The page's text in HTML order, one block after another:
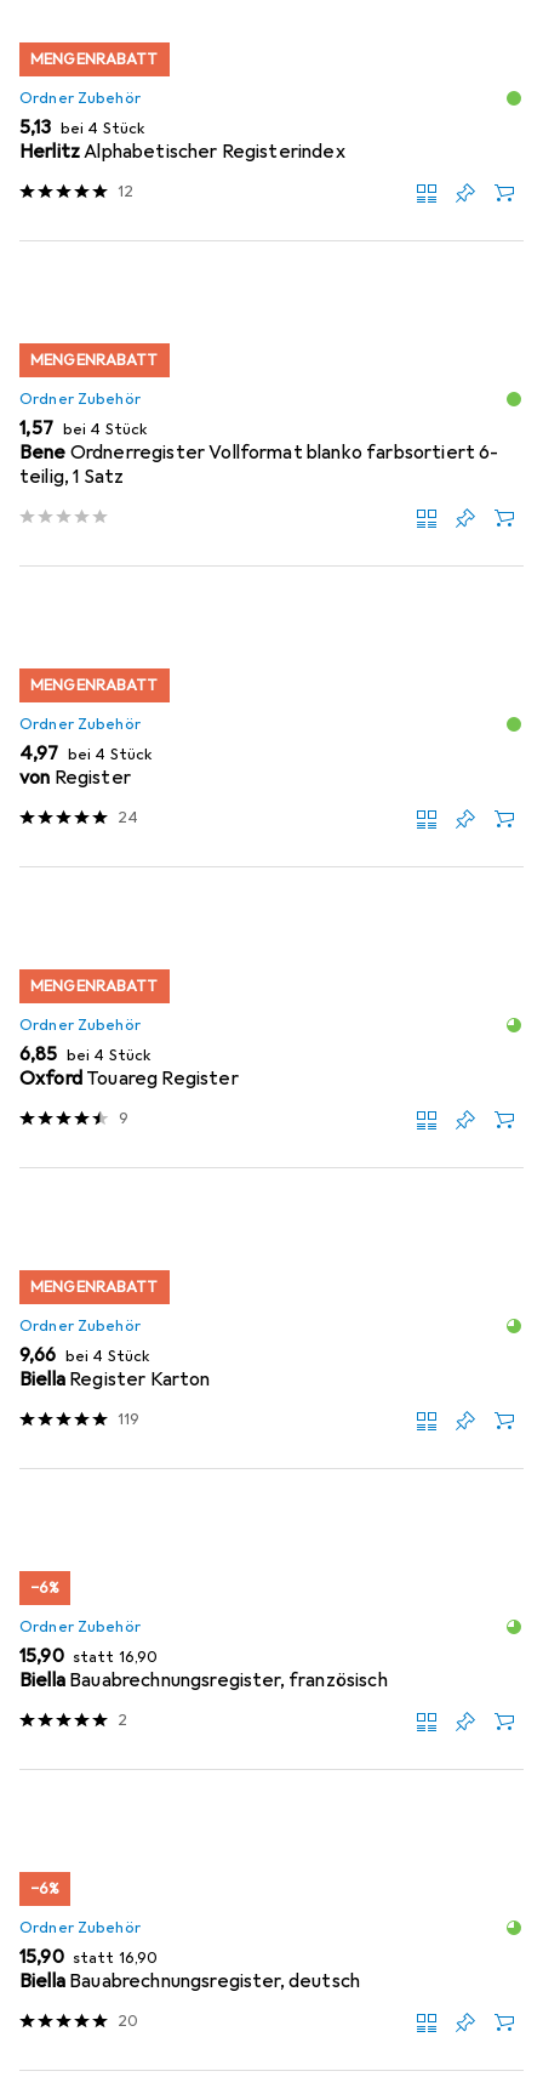
MENGENRABATT
Ordner Zubehör
EUR
5,13 bei 4 Stück
HerlitzAlphabetischer Registerindex
12
MENGENRABATT
Ordner Zubehör
EUR
1,57 bei 4 Stück
Bene Ordnerregister Vollformat blanko farbsortiert 6-
teilig, 1 Satz
MENGENRABATT
Ordner Zubehör
EUR
4,97 bei 4 Stück
von Register
24
MENGENRABATT
Ordner Zubehör
EUR
6,85 bei 4 Stück
Oxford Touareg Register
9
MENGENRABATT
Ordner Zubehör
EUR
9,66 bei 4 Stück
Biella Register Karton
119
−6%
Ordner Zubehör
EUR
15,90 statt EUR
16,90
Biella Bauabrechnungsregister, französisch
2
−6%
Ordner Zubehör
EUR
15,90 statt EUR
16,90
Biella Bauabrechnungsregister, deutsch
20